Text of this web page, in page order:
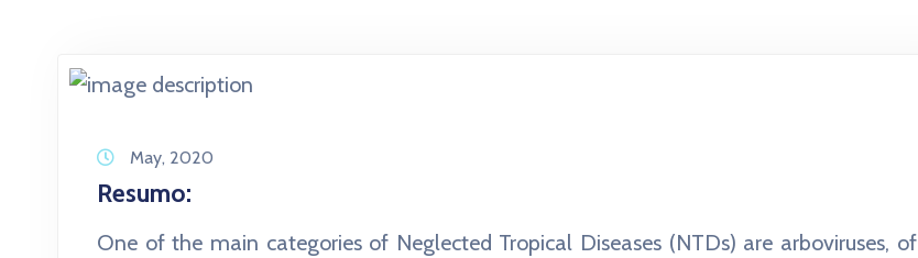
May, 2020
Resumo:
One of the main categories of Neglected Tropical Diseases (NTDs) are arboviruses, of